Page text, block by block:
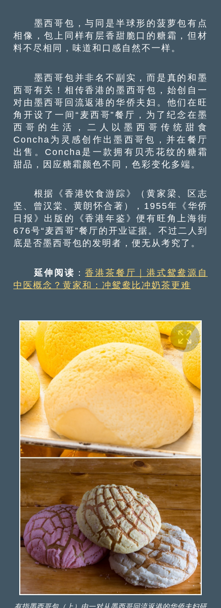
墨西哥包，与同是半球形的菠萝包有点
相像，包上同样有层香甜脆口的糖霜，但材
料不尽相同，味道和口感自然不一样。
墨西哥包并非名不副实，而是真的和墨
西哥有关！相传香港的墨西哥包，始创自一
对由墨西哥回流返港的华侨夫妇。他们在旺
角开设了一间“麦西哥”餐厅，为了纪念在墨
西哥的生活，二人以墨西哥传统甜食
Concha为灵感创作出墨西哥包，并在餐厅
出售。Concha是一款拥有贝壳花纹的糖霜
甜品，因应糖霜颜色不同，色彩变化多端。
根据《香港饮食游踪》（黄家梁、区志
坚、曾汉棠、黄朗怀合著），1955年《华侨
日报》出版的《香港年鉴》便有旺角上海街
676号“麦西哥”餐厅的开业证据。不过二人到
底是否墨西哥包的发明者，便无从考究了。
延伸阅读 ：香港茶餐厅｜港式鸳鸯源自
中医概念？黄家和：冲鸳鸯比冲奶茶更难
有指墨西哥包（上）由一对从墨西哥回流返港的华侨夫妇研